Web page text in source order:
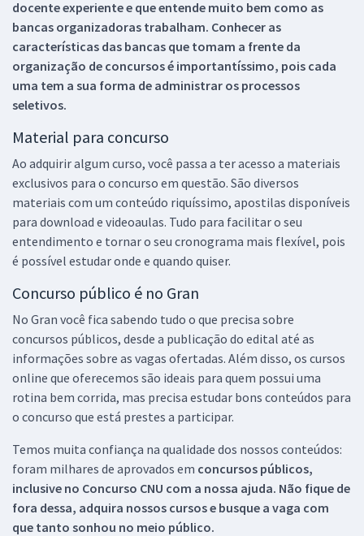
docente experiente e que entende muito bem como as
bancas organizadoras trabalham. Conhecer as
características das bancas que tomam a frente da
organização de concursos é importantíssimo, pois cada
uma tem a sua forma de administrar os processos
seletivos.
Material para concurso
Ao adquirir algum curso, você passa a ter acesso a materiais
exclusivos para o concurso em questão. São diversos
materiais com um conteúdo riquíssimo, apostilas disponíveis
para download e videoaulas. Tudo para facilitar o seu
entendimento e tornar o seu cronograma mais flexível, pois
é possível estudar onde e quando quiser.
Concurso público é no Gran
No Gran você fica sabendo tudo o que precisa sobre
concursos públicos, desde a publicação do edital até as
informações sobre as vagas ofertadas. Além disso, os cursos
online que oferecemos são ideais para quem possui uma
rotina bem corrida, mas precisa estudar bons conteúdos para
o concurso que está prestes a participar.
Temos muita confiança na qualidade dos nossos conteúdos:
foram milhares de aprovados em concursos públicos,
inclusive no Concurso CNU com a nossa ajuda. Não fique de
fora dessa, adquira nossos cursos e busque a vaga com
que tanto sonhou no meio público.